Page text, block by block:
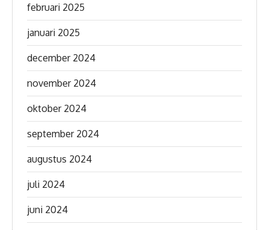
februari 2025
januari 2025
december 2024
november 2024
oktober 2024
september 2024
augustus 2024
juli 2024
juni 2024